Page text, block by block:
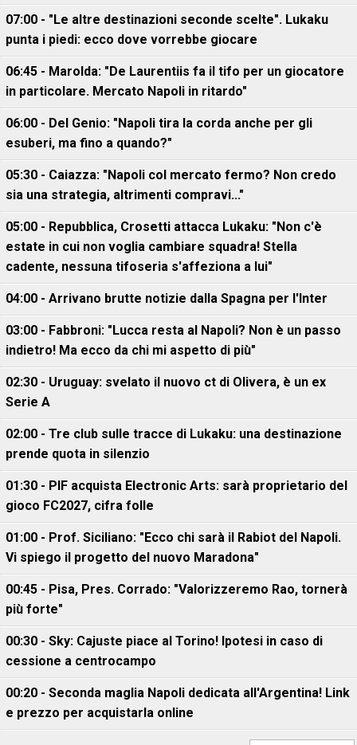
07:00 - "Le altre destinazioni seconde scelte". Lukaku
punta i piedi: ecco dove vorrebbe giocare
06:45 - Marolda: "De Laurentiis fa il tifo per un giocatore
in particolare. Mercato Napoli in ritardo"
06:00 - Del Genio: "Napoli tira la corda anche per gli
esuberi, ma fino a quando?"
05:30 - Caiazza: "Napoli col mercato fermo? Non credo
sia una strategia, altrimenti compravi..."
05:00 - Repubblica, Crosetti attacca Lukaku: "Non c'è
estate in cui non voglia cambiare squadra! Stella
cadente, nessuna tifoseria s'affeziona a lui"
04:00 - Arrivano brutte notizie dalla Spagna per l'Inter
03:00 - Fabbroni: "Lucca resta al Napoli? Non è un passo
indietro! Ma ecco da chi mi aspetto di più"
02:30 - Uruguay: svelato il nuovo ct di Olivera, è un ex
Serie A
02:00 - Tre club sulle tracce di Lukaku: una destinazione
prende quota in silenzio
01:30 - PIF acquista Electronic Arts: sarà proprietario del
gioco FC2027, cifra folle
01:00 - Prof. Siciliano: "Ecco chi sarà il Rabiot del Napoli.
Vi spiego il progetto del nuovo Maradona"
00:45 - Pisa, Pres. Corrado: "Valorizzeremo Rao, tornerà
più forte"
00:30 - Sky: Cajuste piace al Torino! Ipotesi in caso di
cessione a centrocampo
00:20 - Seconda maglia Napoli dedicata all'Argentina! Link
e prezzo per acquistarla online